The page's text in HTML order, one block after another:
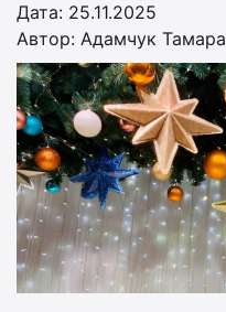
Дата: 25.11.2025
Автор: Адамчук Тамара